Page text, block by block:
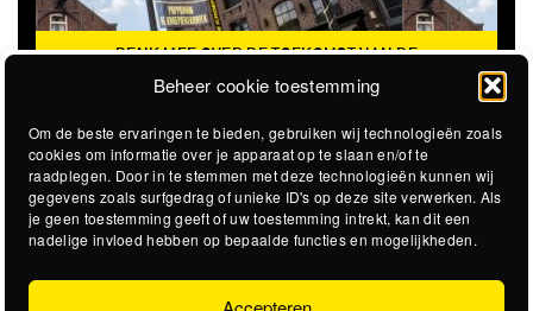
Beheer cookie toestemming
Om de beste ervaringen te bieden, gebruiken wij technologieën zoals
cookies om informatie over je apparaat op te slaan en/of te
raadplegen. Door in te stemmen met deze technologieën kunnen wij
gegevens zoals surfgedrag of unieke ID's op deze site verwerken. Als
je geen toestemming geeft of uw toestemming intrekt, kan dit een
nadelige invloed hebben op bepaalde functies en mogelijkheden.
DENK MEE OVER DE TOEKOMST VAN DE
KROEPOEKFABRIEK